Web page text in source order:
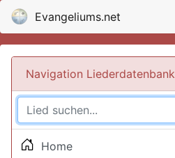
Evangeliums.net
Navigation Liederdatenbank
Home